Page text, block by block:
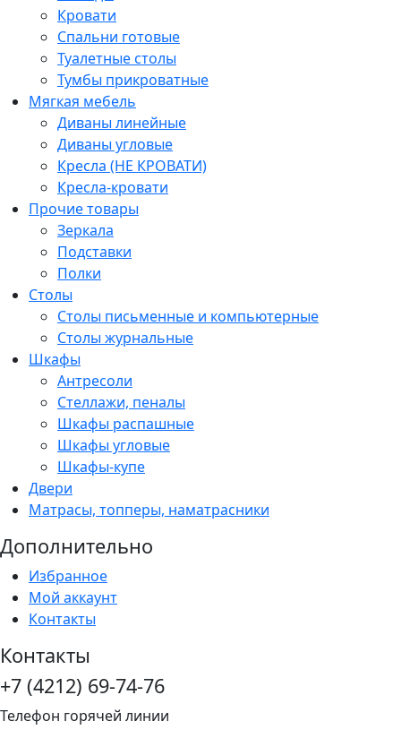
Кровати
Спальни готовые
Туалетные столы
Тумбы прикроватные
Мягкая мебель
Диваны линейные
Диваны угловые
Кресла (НЕ КРОВАТИ)
Кресла-кровати
Прочие товары
Зеркала
Подставки
Полки
Столы
Столы письменные и компьютерные
Столы журнальные
Шкафы
Антресоли
Стеллажи, пеналы
Шкафы распашные
Шкафы угловые
Шкафы-купе
Двери
Матрасы, топперы, наматрасники
Дополнительно
Избранное
Мой аккаунт
Контакты
Контакты
+7 (4212) 69-74-76
Телефон горячей линии